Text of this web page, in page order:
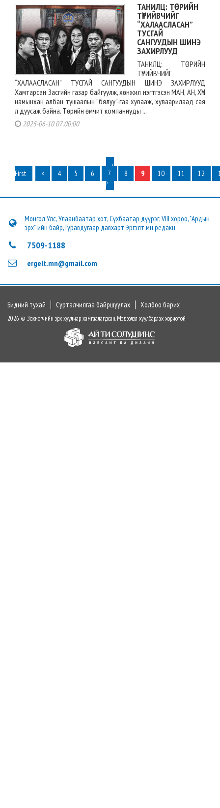
ТАНИЛЦ: ТӨРИЙН
ТҮРИЙВЧИЙГ
“ХАЛААСЛАСАН”
ТУСГАЙ
САНГУУДЫН ШИНЭ
ЗАХИРЛУУД
ТАНИЛЦ: ТӨРИЙН
ТҮРИЙВЧИЙГ
“ХАЛААСЛАСАН” ТУСГАЙ САНГУУДЫН ШИНЭ ЗАХИРЛУУД
Хамтарсан Засгийн газар байгуулж, хөнжил нэгтгэсэн МАН, АН, ХҮН
намынхан албан тушаалын “бялуу”-гаа хувааж, хуваарилаад сая
л дуусаж байна. Төрийн өмчит компаниуды ...
2025-06-10 07:00:00
‹
First
< 4 5 6 7 8 9 10 11 12
›
Монгол Улс, Улаанбаатар хот, Сүхбаатар дүүрэг, VIII хороо, "Ардын
эрх"-ийн байр, Гуравдугаар давхарт Эргэлт.мн редакц
7509-1188
ergelt.mn@gmail.com
Бидний тухай Сурталчилгаа байршуулах Холбоо барих
2026 © Зохиогчийн эрх хуулиар хамгаалагдсан. Мэдээлэл хуулбарлах хориотой.